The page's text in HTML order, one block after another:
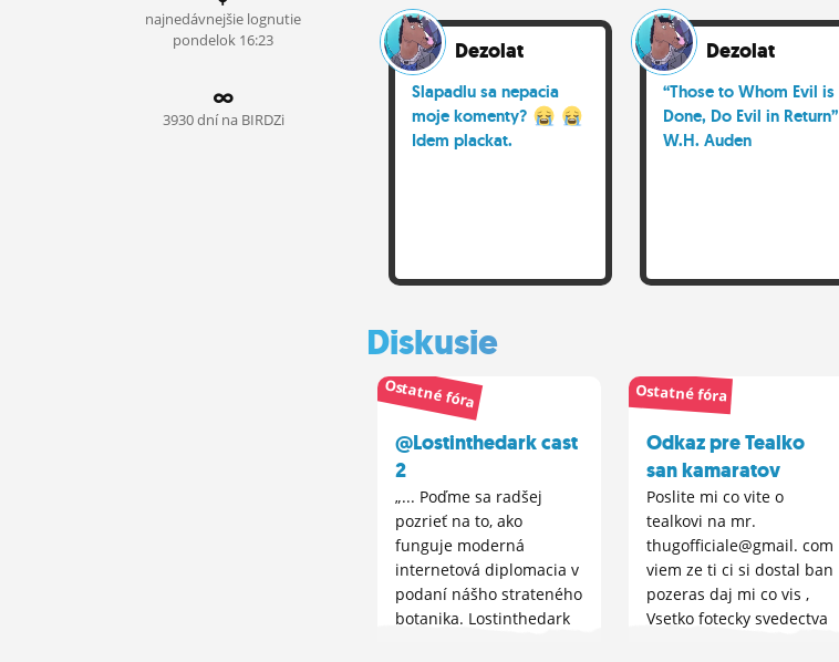
MÔJ PROFIL
ROLETA
najnedávnejšie lognutie
pondelok 16:23
3930 dní na BIRDZi
Dezolat
Slapadlu sa nepacia
moje komenty?
Idem plackat.
Dezolat
“Those to Whom Evil is
Done, Do Evil in Return”
W.H. Auden
Diskusie
Ostatné fóra
@Lostinthedark cast
2
„... Poďme sa radšej
pozrieť na to, ako
funguje moderná
internetová diplomacia v
podaní nášho strateného
botanika. ​Lostinthedark
Ostatné fóra
Odkaz pre Tealko
san kamaratov
Poslite mi co vite o
tealkovi na mr.
thugofficiale@gmail. com
viem ze ti ci si dostal ban
pozeras daj mi co vis ,
Vsetko fotecky svedectva